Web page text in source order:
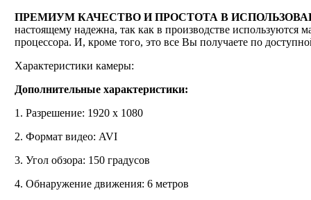
ПРЕМИУМ КАЧЕСТВО И ПРОСТОТА В
настоящему надежна, так как в производстве используются
процессора. И, кроме того, это все Вы получаете по
Характеристики камеры:
Дополнительные характеристики:
1. Разрешение: 1920 х 1080
2. Формат видео: AVI
3. Угол обзора: 150 градусов
4. Обнаружение движения: 6 метров